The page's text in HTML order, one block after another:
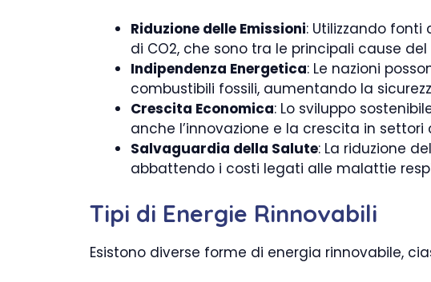
Riduzione delle Emissioni: Utilizzando
di CO2, che sono tra le principali cause
Indipendenza Energetica: Le nazioni
combustibili fossili, aumentando la
Crescita Economica: Lo sviluppo
anche l’innovazione e la crescita in settori
Salvaguardia della Salute: La riduzione
abbattendo i costi legati alle malattie
Tipi di Energie Rinnovabili
Esistono diverse forme di energia rinnovabile,